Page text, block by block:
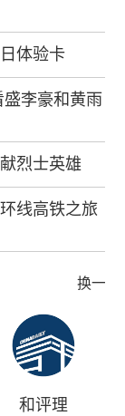
体验卡
李豪和黄雨
烈士英雄
线高铁之旅
换一批
和评理